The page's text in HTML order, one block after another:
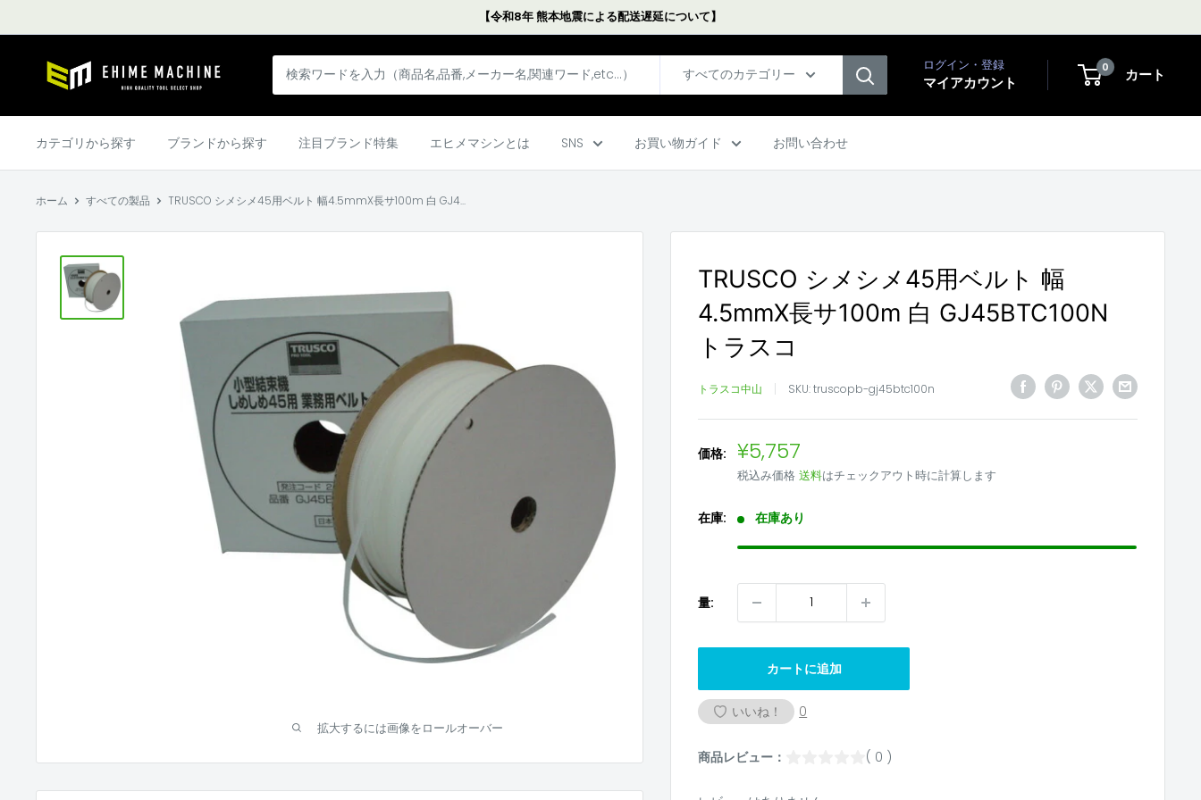
ン
キ
【令和8年 熊本地震による配送遅延について】
エ
ヒ
本
すべてのカテゴリー
ログイン・登録
マイアカウント
0 カート
カテゴリから探す ブランドから探す 注目ブランド特集 エヒメマシンとは SNS お買い物ガイド お問い合わせ
ホーム すべての製品 TRUSCO シメシメ45用ベルト 幅4.5mmX長サ100m 白 GJ4...
拡大するには画像をロールオーバー
TRUSCO シメシメ45用ベルト 幅
4.5mmX長サ100m 白 GJ45BTC100N
トラスコ
トラスコ中山 SKU:truscopb-gj45btc100n
価格: 販
売
価
格
¥5,757
税込み価格送料はチェックアウト時に計算します
在庫: 在庫あり
量:
カートに追加
いいね！ 0
商品レビュー： ( 0 )